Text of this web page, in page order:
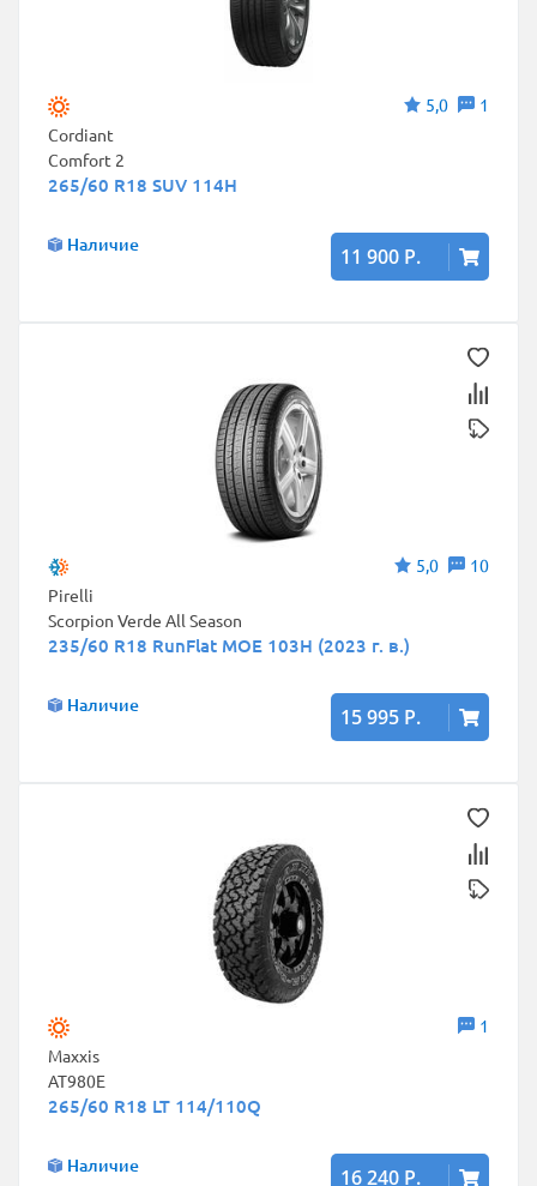
5,0
1
Cordiant
Comfort 2
265/60 R18 SUV 114H
Наличие 11 900 Р.
5,0
10
Pirelli
Scorpion Verde All Season
235/60 R18 RunFlat MOE 103H (2023 г. в.)
Наличие 15 995 Р.
1
Maxxis
AT980E
265/60 R18 LT 114/110Q
Наличие 16 240 Р.